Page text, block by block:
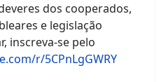
dos cooperados,
e legislação
inscreva-se pelo
r/5CPnLgGWRY